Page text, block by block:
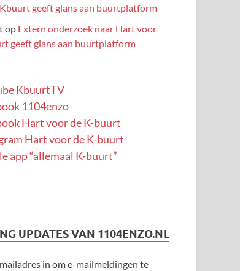
geeft glans aan buurtplatform
op Extern onderzoek naar Hart voor
geeft glans aan buurtplatform
KbuurtTV
1104enzo
Hart voor de K-buurt
Hart voor de K-buurt
app “allemaal K-buurt”
UPDATES VAN 1104ENZO.NL
in om e-mailmeldingen te